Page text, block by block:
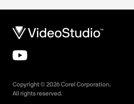
Copyright © 2026Corel Corporation.
All rights reserved.